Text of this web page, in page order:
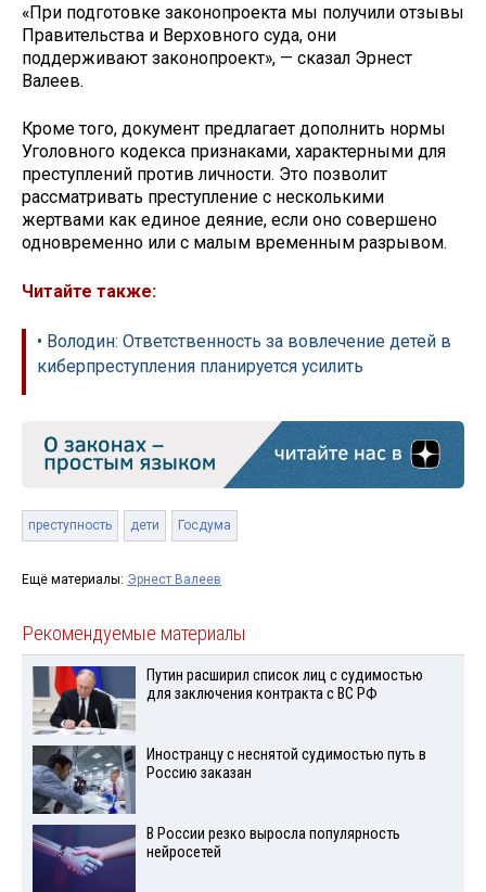
«При подготовке законопроекта мы получили отзывы
Правительства и Верховного суда, они
поддерживают законопроект», — сказал Эрнест
Валеев.
Кроме того, документ предлагает дополнить нормы
Уголовного кодекса признаками, характерными для
преступлений против личности. Это позволит
рассматривать преступление с несколькими
жертвами как единое деяние, если оно совершено
одновременно или с малым временным разрывом.
Читайте также:
• Володин: Ответственность за вовлечение детей в
киберпреступления планируется усилить
преступность дети Госдума
Ещё материалы: Эрнест Валеев
Рекомендуемые материалы
Путин расширил список лиц с судимостью
для заключения контракта с ВС РФ
Иностранцу с неснятой судимостью путь в
Россию заказан
В России резко выросла популярность
нейросетей